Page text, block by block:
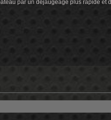
par un déjaugeage plus rapide